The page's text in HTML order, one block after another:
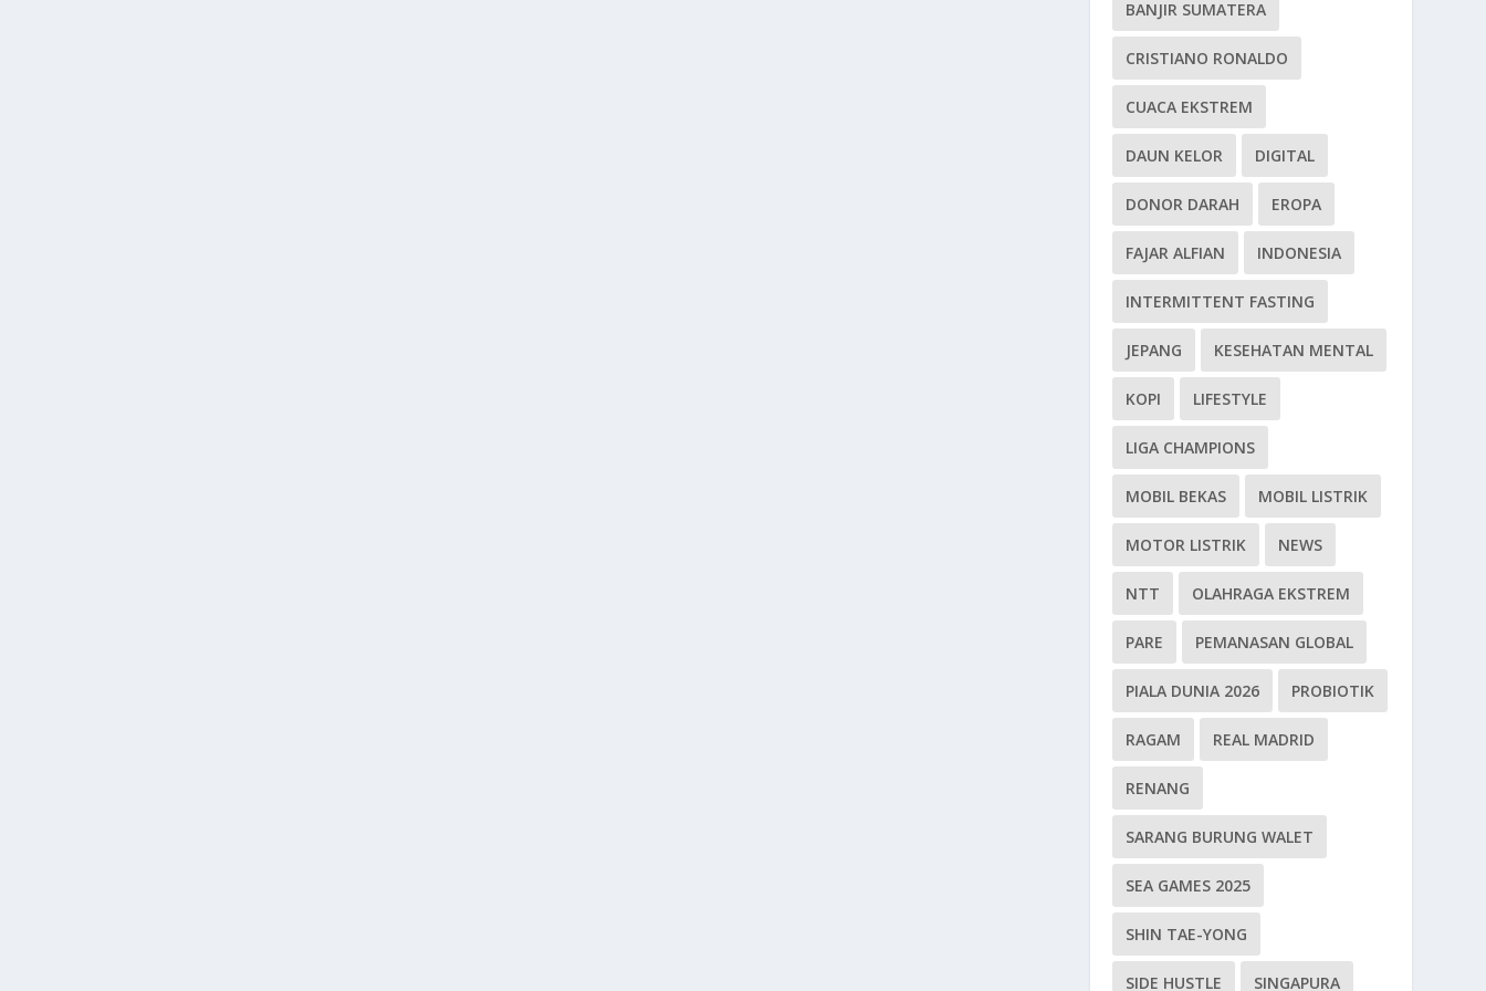
BANJIR SUMATERA
CRISTIANO RONALDO
CUACA EKSTREM
DAUN KELOR DIGITAL
DONOR DARAH EROPA
FAJAR ALFIAN INDONESIA
INTERMITTENT FASTING
JEPANG KESEHATAN MENTAL
KOPI LIFESTYLE
LIGA CHAMPIONS
MOBIL BEKAS MOBIL LISTRIK
MOTOR LISTRIK NEWS
NTT OLAHRAGA EKSTREM
PARE PEMANASAN GLOBAL
PIALA DUNIA 2026 PROBIOTIK
RAGAM REAL MADRID
RENANG
SARANG BURUNG WALET
SEA GAMES 2025
SHIN TAE-YONG
SIDE HUSTLE SINGAPURA